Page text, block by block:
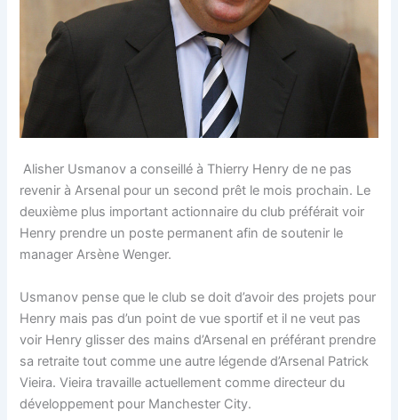
Alisher Usmanov a conseillé à Thierry Henry de ne pas
revenir à Arsenal pour un second prêt le mois prochain. Le
deuxième plus important actionnaire du club préférait voir
Henry prendre un poste permanent afin de soutenir le
manager Arsène Wenger.
Usmanov pense que le club se doit d’avoir des projets pour
Henry mais pas d’un point de vue sportif et il ne veut pas
voir Henry glisser des mains d’Arsenal en préférant prendre
sa retraite tout comme une autre légende d’Arsenal Patrick
Vieira. Vieira travaille actuellement comme directeur du
développement pour Manchester City.